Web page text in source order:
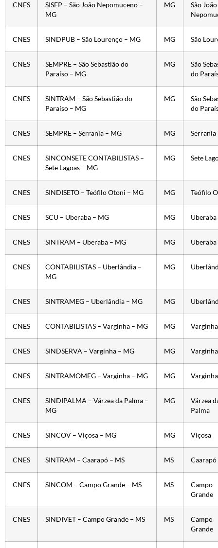
CNES
SISEP – São João Nepomuceno –
MG
MG
São João
CNES SINDPUB – São Lourenço – MG MG São
CNES
SEMPRE – São Sebastião do
Paraíso – MG
MG
São
do
CNES
SINTRAM – São Sebastião do
Paraíso – MG
MG
São
do
CNES SEMPRE – Serrania – MG MG Serrania
CNES
SINCONSETE CONTABILISTAS –
Sete Lagoas – MG
MG Sete
CNES SINDISETO – Teófilo Otoni – MG MG Teófilo
CNES SCU – Uberaba – MG MG Uberaba
CNES SINTRAM – Uberaba – MG MG Uberaba
CNES
CONTABILISTAS – Uberlândia –
MG
MG
CNES SINTRAMEG – Uberlândia – MG MG
CNES CONTABILISTAS – Varginha – MG MG Varginha
CNES SINDSERVA – Varginha – MG MG Varginha
CNES SINTRAMOMEG – Varginha – MG MG Varginha
CNES
SINDIPALMA – Várzea da Palma –
MG
MG
Várzea
Palma
CNES SINCOV – Viçosa – MG MG Viçosa
CNES SINTRAM – Caarapó – MS MS Caarapó
CNES SINCOM – Campo Grande – MS MS
Campo
Grande
CNES SINDIVET – Campo Grande – MS MS
Campo
Grande